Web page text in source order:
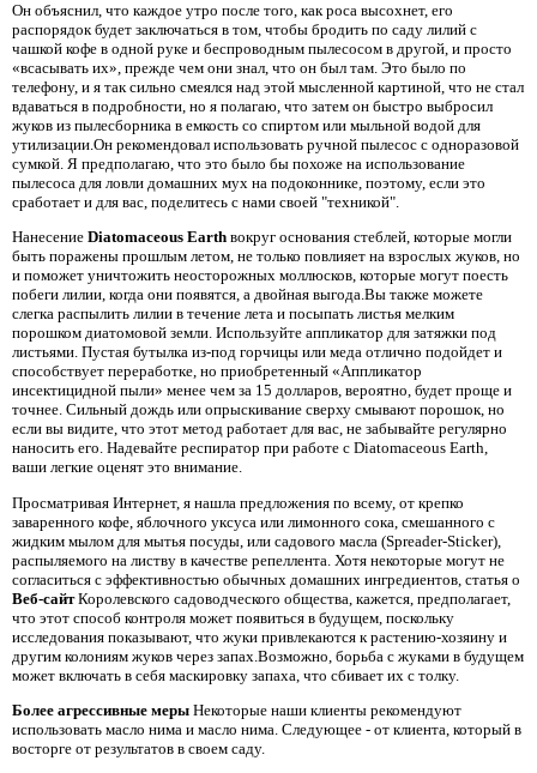
Он объяснил, что каждое утро после того, как роса высохнет, его
распорядок будет заключаться в том, чтобы бродить по саду лилий с
чашкой кофе в одной руке и беспроводным пылесосом в другой, и просто
«всасывать их», прежде чем они знал, что он был там. Это было по
телефону, и я так сильно смеялся над этой мысленной картиной, что не стал
вдаваться в подробности, но я полагаю, что затем он быстро выбросил
жуков из пылесборника в емкость со спиртом или мыльной водой для
утилизации.Он рекомендовал использовать ручной пылесос с одноразовой
сумкой. Я предполагаю, что это было бы похоже на использование
пылесоса для ловли домашних мух на подоконнике, поэтому, если это
сработает и для вас, поделитесь с нами своей "техникой".
Нанесение Diatomaceous Earth вокруг основания стеблей, которые могли
быть поражены прошлым летом, не только повлияет на взрослых жуков, но
и поможет уничтожить неосторожных моллюсков, которые могут поесть
побеги лилии, когда они появятся, a двойная выгода.Вы также можете
слегка распылить лилии в течение лета и посыпать листья мелким
порошком диатомовой земли. Используйте аппликатор для затяжки под
листьями. Пустая бутылка из-под горчицы или меда отлично подойдет и
способствует переработке, но приобретенный «Аппликатор
инсектицидной пыли» менее чем за 15 долларов, вероятно, будет проще и
точнее. Сильный дождь или опрыскивание сверху смывают порошок, но
если вы видите, что этот метод работает для вас, не забывайте регулярно
наносить его. Надевайте респиратор при работе с Diatomaceous Earth,
ваши легкие оценят это внимание.
Просматривая Интернет, я нашла предложения по всему, от крепко
заваренного кофе, яблочного уксуса или лимонного сока, смешанного с
жидким мылом для мытья посуды, или садового масла (Spreader-Sticker),
распыляемого на листву в качестве репеллента. Хотя некоторые могут не
согласиться с эффективностью обычных домашних ингредиентов, статья о
Веб-сайтКоролевского садоводческого общества, кажется, предполагает,
что этот способ контроля может появиться в будущем, поскольку
исследования показывают, что жуки привлекаются к растению-хозяину и
другим колониям жуков через запах.Возможно, борьба с жуками в будущем
может включать в себя маскировку запаха, что сбивает их с толку.
Более агрессивные меры Некоторые наши клиенты рекомендуют
использовать масло нима и масло нима. Следующее - от клиента, который в
восторге от результатов в своем саду.